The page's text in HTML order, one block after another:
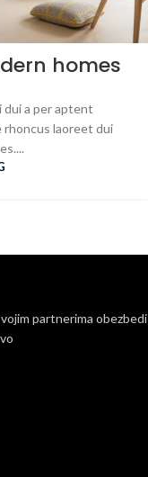
homes
dui a per aptent
rhoncus laoreet dui
partnerima obezbedi